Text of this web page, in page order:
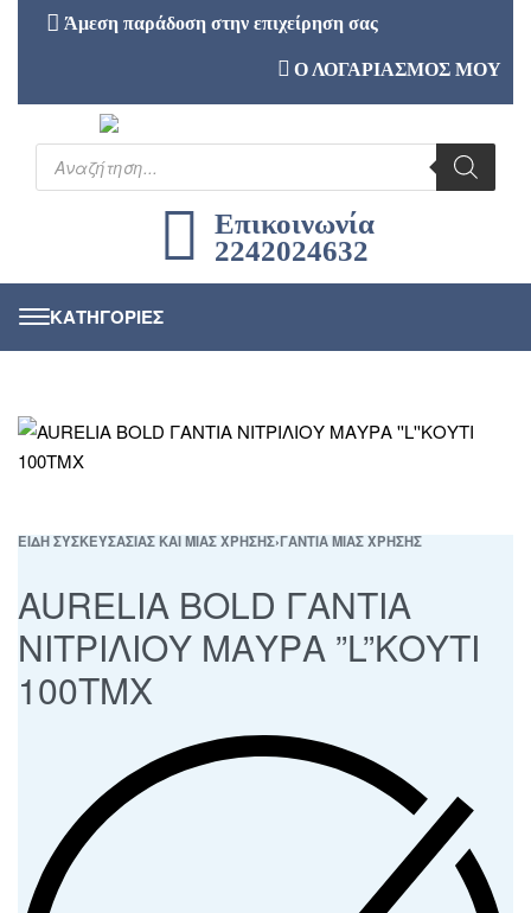
Άμεση παράδοση στην επιχείρηση σας
Ο ΛΟΓΑΡΙΑΣΜΟΣ ΜΟΥ
Επικοινωνία
2242024632
ΕΙΔΗ ΣΥΣΚΕΥΣΑΣΙΑΣ ΚΑΙ ΜΙΑΣ ΧΡΗΣΗΣ›ΓΑΝΤΙΑ ΜΙΑΣ ΧΡΗΣΗΣ
AURELIA BOLD ΓΑΝΤΙΑ
ΝΙΤΡΙΛΙΟΥ ΜΑΥΡΑ ”L”ΚΟΥΤΙ
100ΤΜΧ